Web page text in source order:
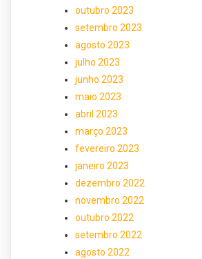
outubro 2023
setembro 2023
agosto 2023
julho 2023
junho 2023
maio 2023
abril 2023
março 2023
fevereiro 2023
janeiro 2023
dezembro 2022
novembro 2022
outubro 2022
setembro 2022
agosto 2022